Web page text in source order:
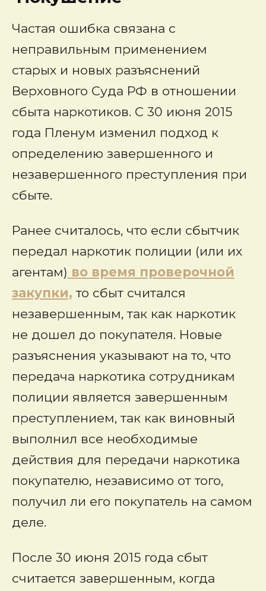
Частая ошибка связана с
неправильным применением
старых и новых разъяснений
Верховного Суда РФ в отношении
сбыта наркотиков. С 30 июня 2015
года Пленум изменил подход к
определению завершенного и
незавершенного преступления при
сбыте.
Ранее считалось, что если сбытчик
передал наркотик полиции (или их
агентам) во время проверочной
закупки, то сбыт считался
незавершенным, так как наркотик
не дошел до покупателя. Новые
разъяснения указывают на то, что
передача наркотика сотрудникам
полиции является завершенным
преступлением, так как виновный
выполнил все необходимые
действия для передачи наркотика
покупателю, независимо от того,
получил ли его покупатель на самом
деле.
После 30 июня 2015 года сбыт
считается завершенным, когда